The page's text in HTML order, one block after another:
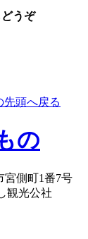
うぞ
先頭へ戻る
の
宮側町1番7号
観光公社